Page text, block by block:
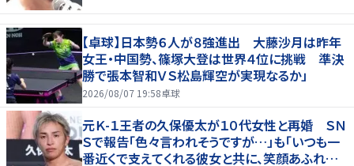
【卓球】日本勢６人が８強進出 大藤沙月は昨年
女王・中国勢、篠塚大登は世界４位に挑戦 準決
勝で張本智和ＶＳ松島輝空が実現なるか」
2026/08/07 19:58卓球
元Ｋ-１王者の久保優太が１０代女性と再婚 ＳＮ
Ｓで報告「色々言われそうですが…」も「いつも一
番近くで支えてくれる彼女と共に、笑顔あふれる